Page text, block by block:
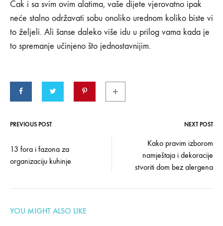
Čak i sa svim ovim alatima, vaše dijete vjerovatno ipak
neće stalno održavati sobu onoliko urednom koliko biste vi
to željeli. Ali šanse daleko više idu u prilog vama kada je
to spremanje učinjeno što jednostavnijim.
navigation
PREVIOUS POST NEXT POST
13 fora i fazona za
organizaciju kuhinje
Kako pravim izborom
namještaja i dekoracije
stvoriti dom bez alergena
YOU MIGHT ALSO LIKE